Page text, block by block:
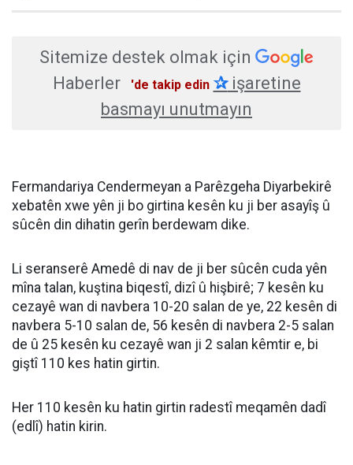
Sitemize destek olmak için
Haberler
'de takip edin ✰işaretine
basmayı unutmayın
Fermandariya Cendermeyan a Parêzgeha Diyarbekirê
xebatên xwe yên ji bo girtina kesên ku ji ber asayîş û
sûcên din dihatin gerîn berdewam dike.
Li seranserê Amedê di nav de ji ber sûcên cuda yên
mîna talan, kuştina biqestî, dizî û hişbirê; 7 kesên ku
cezayê wan di navbera 10-20 salan de ye, 22 kesên di
navbera 5-10 salan de, 56 kesên di navbera 2-5 salan
de û 25 kesên ku cezayê wan ji 2 salan kêmtir e, bi
giştî 110 kes hatin girtin.
Her 110 kesên ku hatin girtin radestî meqamên dadî
(edlî) hatin kirin.